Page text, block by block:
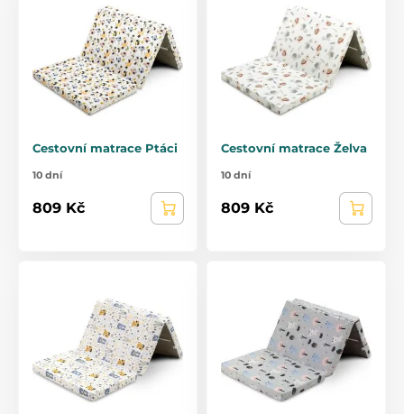
Cestovní matrace Ptáci
10 dní
809 Kč
Cestovní matrace Želva
10 dní
809 Kč